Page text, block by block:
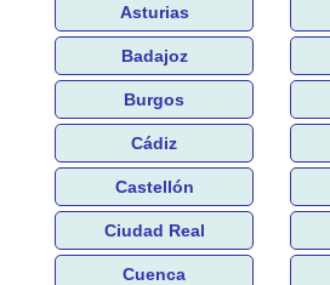
Asturias
Badajoz
Burgos
Cádiz
Castellón
Ciudad Real
Cuenca